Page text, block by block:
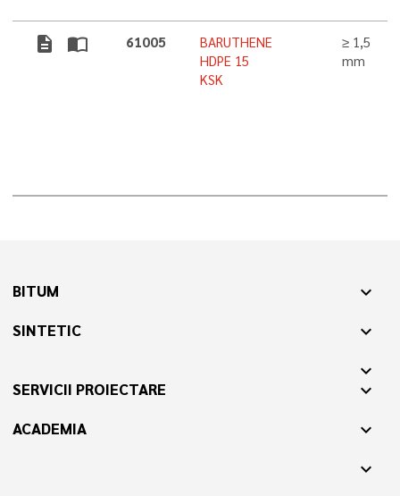
description import_contacts 61005
BARUTHENE
HDPE 15
KSK
≥ 1,5
mm
BITUM expand_more
SINTETIC
expand_more
expand_more
SERVICII PROIECTARE expand_more
ACADEMIA
expand_more
expand_more